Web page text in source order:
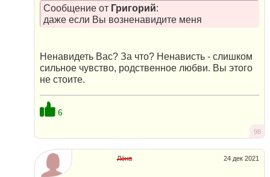
Сообщение от Григорий:
даже если Вы возненавидите меня
Ненавидеть Вас? За что? Ненависть - слишком
сильное чувство, родственное любви. Вы этого
не стоите.
6
98
24 дек 2021
Лёна